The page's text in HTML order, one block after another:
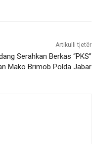
Artikulli tjetër
Serahkan Berkas “PKS”
Mako Brimob Polda Jabar